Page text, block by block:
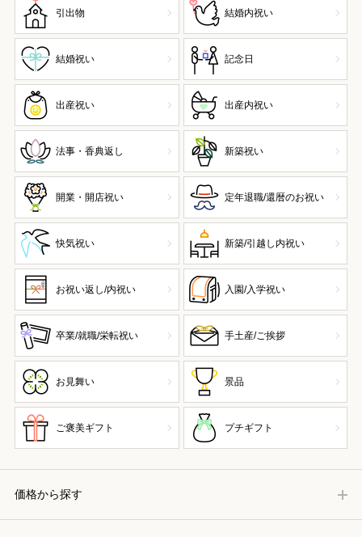
引出物 結婚内祝い
結婚祝い 記念日
出産祝い 出産内祝い
法事・香典返し 新築祝い
開業・開店祝い 定年退職/還暦のお祝い
快気祝い 新築/引越し内祝い
お祝い返し/内祝い 入園/入学祝い
卒業/就職/栄転祝い 手土産/ご挨拶
お見舞い 景品
ご褒美ギフト プチギフト
価格から探す